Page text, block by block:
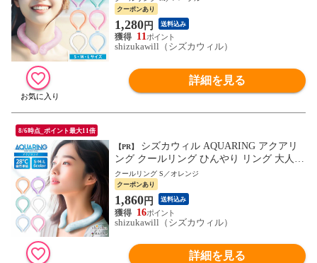
アイスネックリング 夏 暑さ対策 冷感 ネッ
ククーラー パープル Mサイズ 1個入り
クーポンあり
1,280円 送料込み
11
shizukawill（シズカウィル）
詳細を見る
8/6時点_ポイント最大11倍
【PR】
ング クールリング ひんやり リング 大人用
子供用 冷感グッズ アイス リング 暑さ対策
グッズ 熱中症対策グッズ 保冷剤 保冷バッ
グ S オレンジ 保冷剤 1個入り
クールリング S／オレンジ
クーポンあり
1,860円 送料込み
16
shizukawill（シズカウィル）
詳細を見る